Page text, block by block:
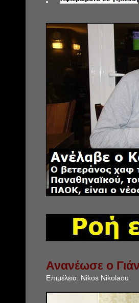
Ανανέωσε ο
Επιμέλεια: Nikos Nikolaou